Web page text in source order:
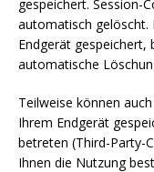
gespeichert. Session-
automatisch gelöscht.
Endgerät gespeichert,
automatische
Teilweise können
Ihrem Endgerät
betreten (Third-Party-
Ihnen die Nutzung